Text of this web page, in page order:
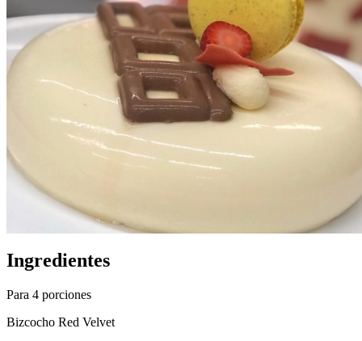
Ingredientes
Para 4 porciones
Bizcocho Red Velvet